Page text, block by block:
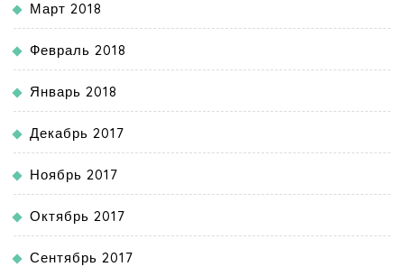
Март 2018
Февраль 2018
Январь 2018
Декабрь 2017
Ноябрь 2017
Октябрь 2017
Сентябрь 2017